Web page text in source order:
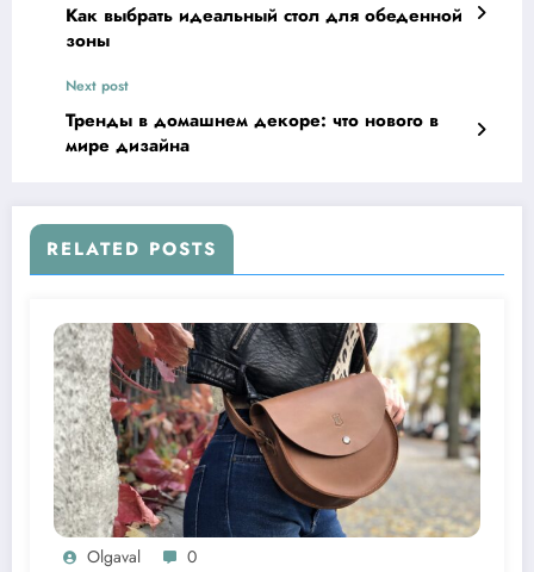
Как выбрать идеальный стол для обеденной
зоны
Next post
Тренды в домашнем декоре: что нового в
мире дизайна
RELATED POSTS
Olgaval 0